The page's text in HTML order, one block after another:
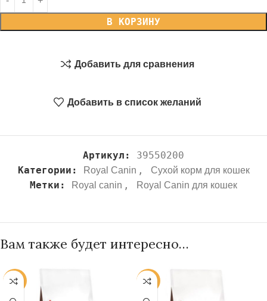
В КОРЗИНУ
Добавить для сравнения
Добавить в список желаний
Артикул: 39550200
Категории:
Royal Canin , Сухой корм для кошек
Метки: Royal canin , Royal Canin для кошек
Вам также будет интересно…
-25% -25%